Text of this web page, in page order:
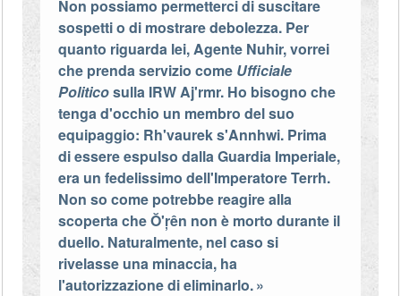
Non possiamo permetterci di suscitare
sospetti o di mostrare debolezza. Per
quanto riguarda lei, Agente Nuhir, vorrei
che prenda servizio come Ufficiale
Politicosulla IRW Aj'rmr. Ho bisogno che
tenga d'occhio un membro del suo
equipaggio: Rh'vaurek s'Annhwi. Prima
di essere espulso dalla Guardia Imperiale,
era un fedelissimo dell'Imperatore Terrh.
Non so come potrebbe reagire alla
scoperta che Ŏ'ŗên non è morto durante il
duello. Naturalmente, nel caso si
rivelasse una minaccia, ha
l'autorizzazione di eliminarlo.